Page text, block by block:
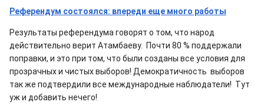
Референдум состоялся: впереди еще много работы
Результаты референдума говорят о том, что народ
действительно верит Атамбаеву. Почти 80 % поддержали
поправки, и это при том, что были созданы все условия для
прозрачных и чистых выборов! Демократичность выборов
так же подтвердили все международные наблюдатели! Тут
уж и добавить нечего!